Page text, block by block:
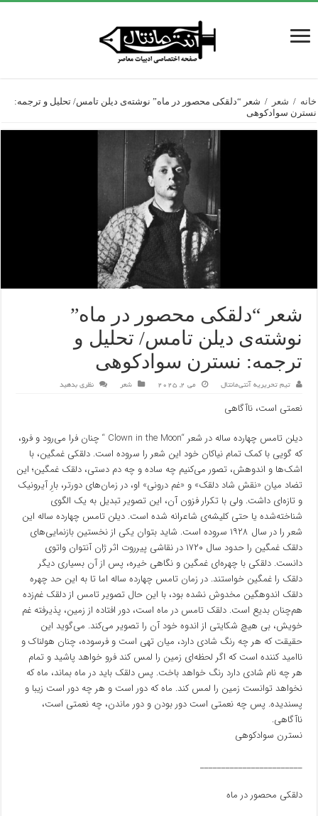
خانه / شعر / شعر “دلقکی محصور در ماه” نوشته‌ی دیلن تامس/ تحلیل و ترجمه:
نسترن سوادکوهی
شعر “دلقکی محصور در ماه”
نوشته‌ی دیلن تامس/ تحلیل و
ترجمه: نسترن سوادکوهی
تیم تحریریه آنتی‌مانتال می 2, 2025 شعر نظری بدهید
نعمتی است، ناآگاهی
دیلن تامس چهارده ساله در شعر “Clown in the Moon “ چنان فرا می‌رود و فرو،
که گویی با کمک تمام نیاکان خود این شعر را سروده است. دلقکی غمگین، با
اشک‌ها و اندوهش، تصور می‌کنیم چه ساده و چه دم دستی، دلقک غمگین؛ این
تضاد میان «نقش شاد دلقک» و «غم درونی» او، در زمان‌های دورتر، بارِ آیرونیک
و تازه‌ای داشت. ولی با تکرار فزون آن، این تصویر تبدیل به یک الگوی
شناخته‌شده یا حتی کلیشه‌ی شاعرانه شده است. دیلن تامس چهارده ساله این
شعر را در سال ۱۹۲۸ سروده است. شاید بتوان یکی از نخستین بازنمایی‌‌های
دلقک غمگین را حدود سال ۱۷۲۰ در نقاشی پیرروت اثر ژان آنتوان واتوی
دانست. دلقکی با چهره‌ای غمگین و نگاهی خیره، پس از آن بسیاری دیگر
دلقک را غمگین خواستند. در زمان تامس چهارده ساله اما تا به این حد چهره
دلقک اندوهگین مخدوش نشده بود، با این حال تصویر تامس از دلقک غم‌زده
هم‌چنان بدیع است. دلقک تامس در ماه است، دور افتاده از زمین، پذیرفته غم
خویش، بی هیچ شکایتی از اندوه خود آن را تصویر می‌کند. می‌گوید این
حقیقت که هر چه رنگ شادی دارد، میان تهی است و فرسوده، چنان هولناک و
ناامید کننده است که اگر لحظه‌ای زمین را لمس کند فرو خواهد پاشید و تمام
هر چه نام شادی دارد رنگ خواهد باخت. پس دلقک باید در ماه بماند، ماه که
نخواهد توانست زمین را لمس کند. ماه که دور است و هر چه دور است زیبا و
پسندیده. پس چه نعمتی است دور بودن و دور ماندن، چه نعمتی است،
ناآگاهی.
نسترن سوادکوهی
________________________
دلقکی محصور در ماه